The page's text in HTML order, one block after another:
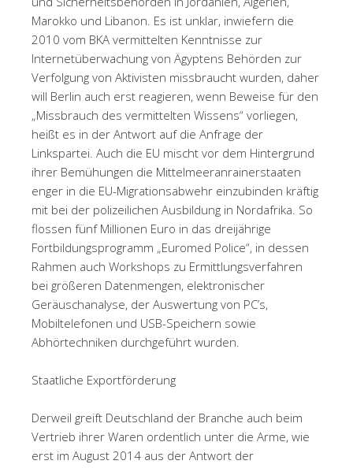
Marokko und Libanon. Es ist unklar, inwiefern die
2010 vom BKA vermittelten Kenntnisse zur
Internetüberwachung von Ägyptens Behörden zur
Verfolgung von Aktivisten missbraucht wurden, daher
will Berlin auch erst reagieren, wenn Beweise für den
„Missbrauch des vermittelten Wissens“ vorliegen,
heißt es in der Antwort auf die Anfrage der
Linkspartei. Auch die EU mischt vor dem Hintergrund
ihrer Bemühungen die Mittelmeeranrainerstaaten
enger in die EU-Migrationsabwehr einzubinden kräftig
mit bei der polizeilichen Ausbildung in Nordafrika. So
flossen fünf Millionen Euro in das dreijährige
Fortbildungsprogramm „Euromed Police“, in dessen
Rahmen auch Workshops zu Ermittlungsverfahren
bei größeren Datenmengen, elektronischer
Geräuschanalyse, der Auswertung von PC’s,
Mobiltelefonen und USB-Speichern sowie
Abhörtechniken durchgeführt wurden.
Staatliche Exportförderung
Derweil greift Deutschland der Branche auch beim
Vertrieb ihrer Waren ordentlich unter die Arme, wie
erst im August 2014 aus der Antwort der